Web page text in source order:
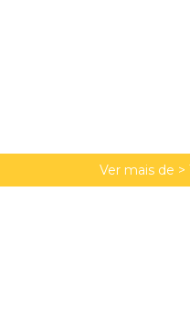
Ver mais de >